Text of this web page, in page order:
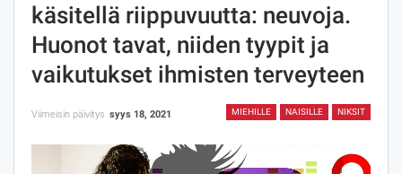
käsitellä riippuvuutta: neuvoja.
Huonot tavat, niiden tyypit ja
vaikutukset ihmisten terveyteen
MIEHILLE NAISILLE NIKSIT
Viimeisin päivitys syys 18, 2021